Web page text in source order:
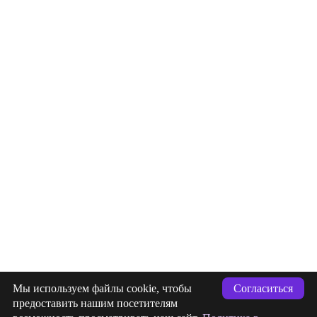
+7 (993) 477-18-57
Согласиться
Мы используем файлы cookie, чтобы
предоставить нашим посетителям